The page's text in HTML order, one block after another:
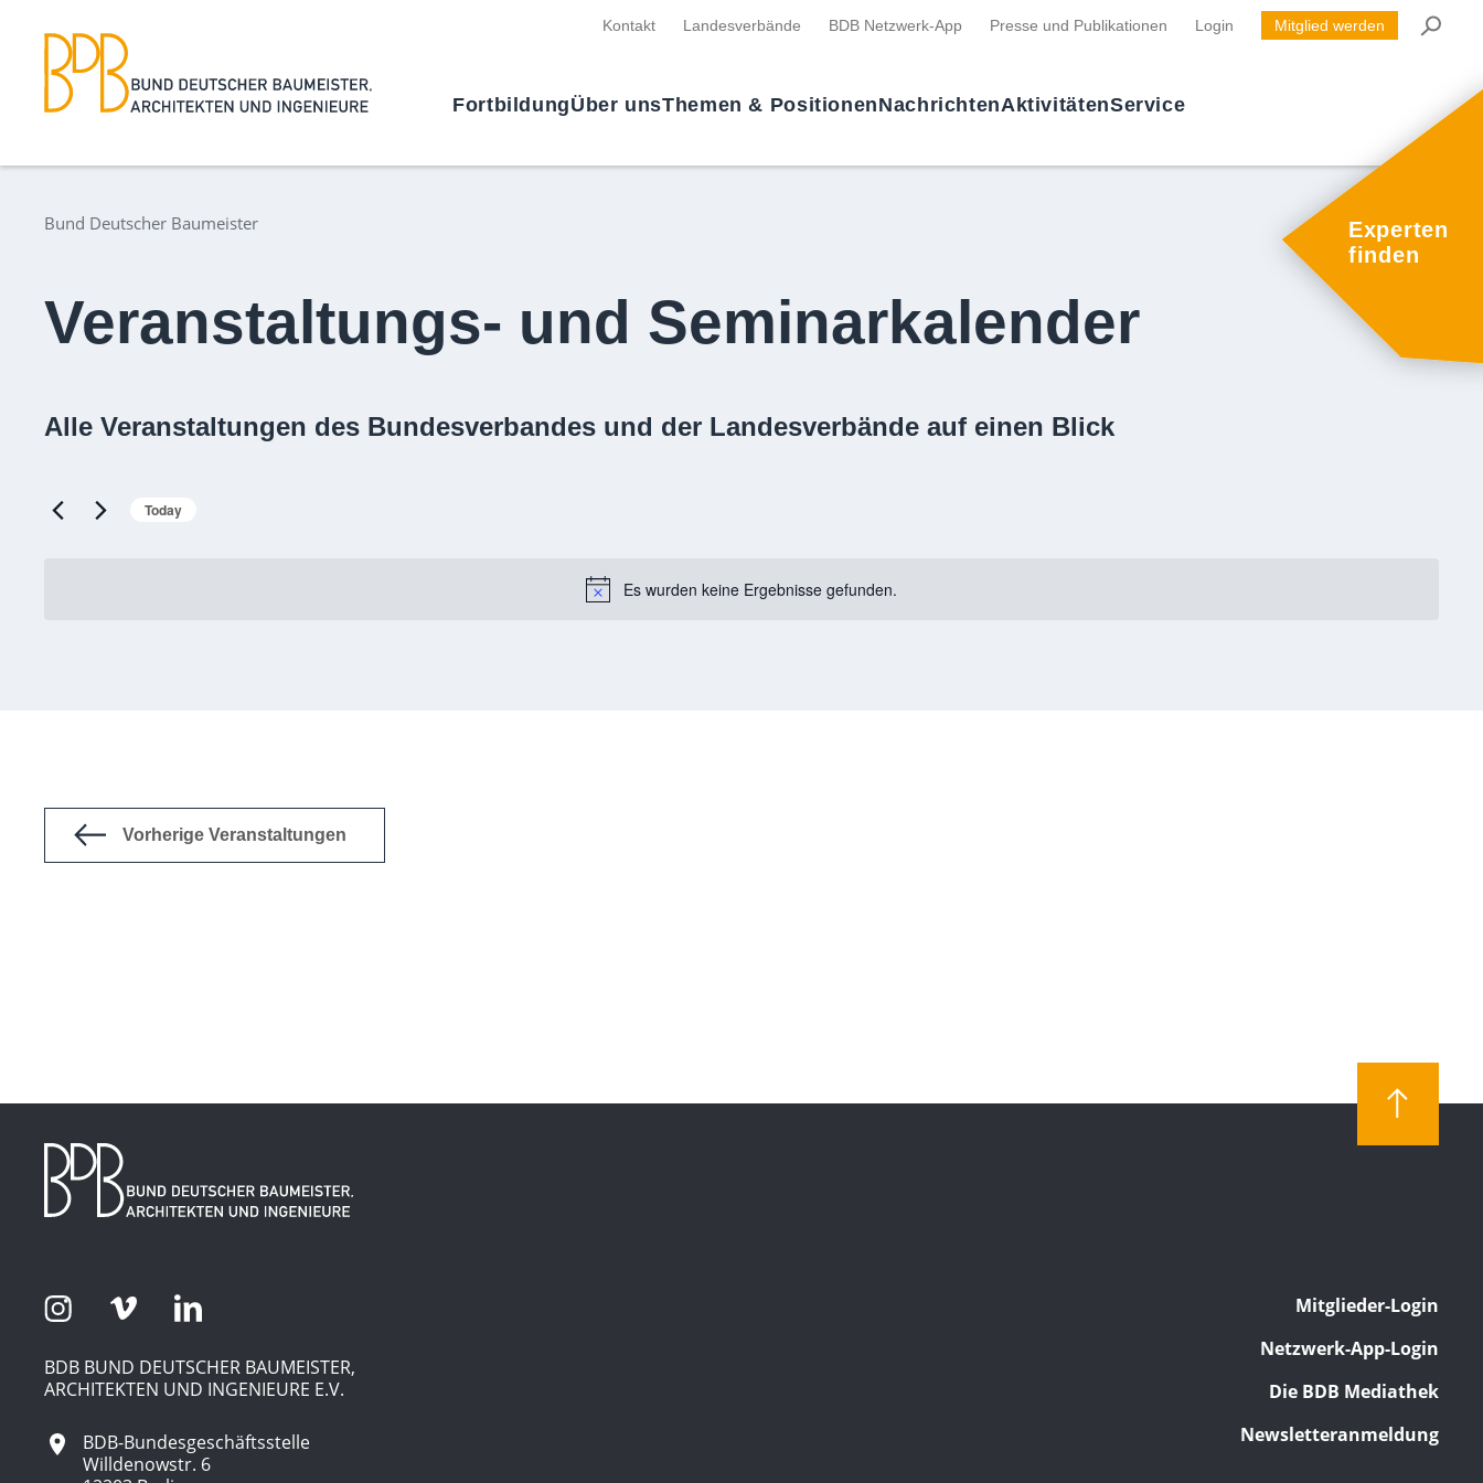
Kontakt Landesverbände BDB Netzwerk-App Presse und Publikationen Login Mitglied werden
FortbildungÜber unsThemen & PositionenNachrichtenAktivitätenService
Experten
finden
Bund Deutscher Baumeister
Veranstaltungs- und Seminarkalender
Alle Veranstaltungen des Bundesverbandes und der Landesverbände auf einen Blick
Notice
Es wurden keine Ergebnisse gefunden.
Today
Vorherige Veranstaltungen
BDB BUND DEUTSCHER BAUMEISTER,
ARCHITEKTEN UND INGENIEURE E.V.
BDB-Bundesgeschäftsstelle
Willdenowstr. 6
Mitglieder-Login
Netzwerk-App-Login
Die BDB Mediathek
Newsletteranmeldung